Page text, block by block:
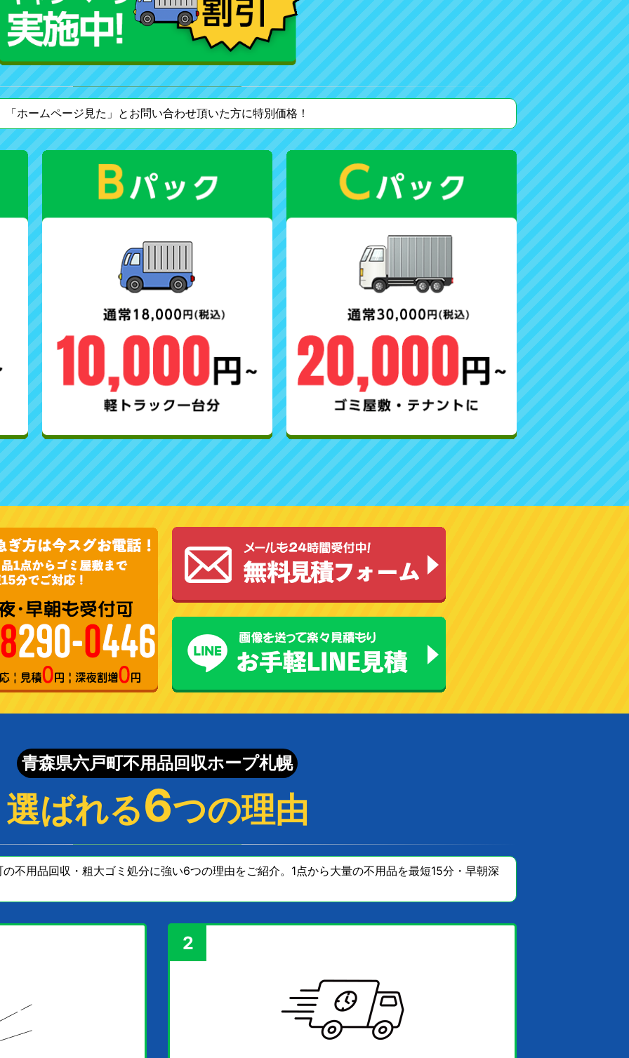
「ホームページ見た」とお問い合わせ頂いた方に特別価格！
青森県六戸町不用品回収ホープ札幌
選ばれる6つの理由
不用品回収・粗大ゴミ処分に強い6つの理由をご紹介。1点から大量の不用品を最短15分・早朝深
2